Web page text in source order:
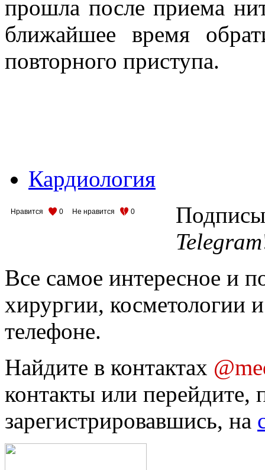
прошла после приема
ближайшее время
повторного приступа.
Кардиология
Нравится 0 Не нравится 0
Telegram
Все самое интересное и
хирургии, косметологии
телефоне.
Найдите в контактах
контакты или перейдите,
зарегистрировавшись, на